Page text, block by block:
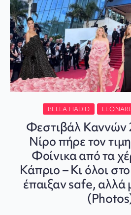
BELLA HADID
Φεστιβάλ Καννών
Νίρο πήρε τον
Φοίνικα από τα
Κάπριο – Κι όλοι
έπαιξαν safe, αλλά